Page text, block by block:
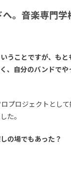
。音楽専門学
ことですが、もと
、自分のバンドで
プロジェクトとし
た。
の場でもあった？